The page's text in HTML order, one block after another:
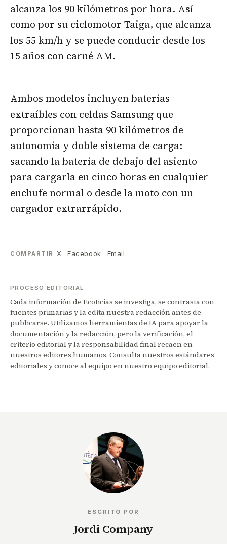
alcanza los 90 kilómetros por hora. Así
como por su ciclomotor Taiga, que alcanza
los 55 km/h y se puede conducir desde los
15 años con carné AM.
Ambos modelos incluyen baterías
extraíbles con celdas Samsung que
proporcionan hasta 90 kilómetros de
autonomía y doble sistema de carga:
sacando la batería de debajo del asiento
para cargarla en cinco horas en cualquier
enchufe normal o desde la moto con un
cargador extrarrápido.
COMPARTIR X Facebook Email
PROCESO EDITORIAL
Cada información de Ecoticias se investiga, se contrasta con
fuentes primarias y la edita nuestra redacción antes de
publicarse. Utilizamos herramientas de IA para apoyar la
documentación y la redacción, pero la verificación, el
criterio editorial y la responsabilidad final recaen en
nuestros editores humanos. Consulta nuestros estándares
editoriales y conoce al equipo en nuestro equipo editorial.
ESCRITO POR
Jordi Company